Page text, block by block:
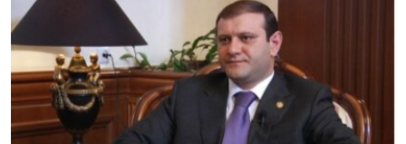
СПОРТ
АРХИВ
Հայերեն
English